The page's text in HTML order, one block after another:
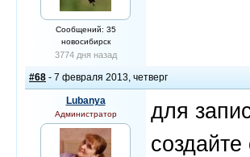
Сообщений: 35
новосибирск
3774 дня назад
#68 - 7 февраля 2013, четверг
Lubanya
Администратор
для